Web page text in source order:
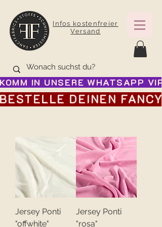
Infos kostenfreier
Versand
KOMM IN UNSERE WHATSAPP
BESTELLE DEINEN
Jersey Ponti
"offwhite"
Jersey Ponti
"rosa"